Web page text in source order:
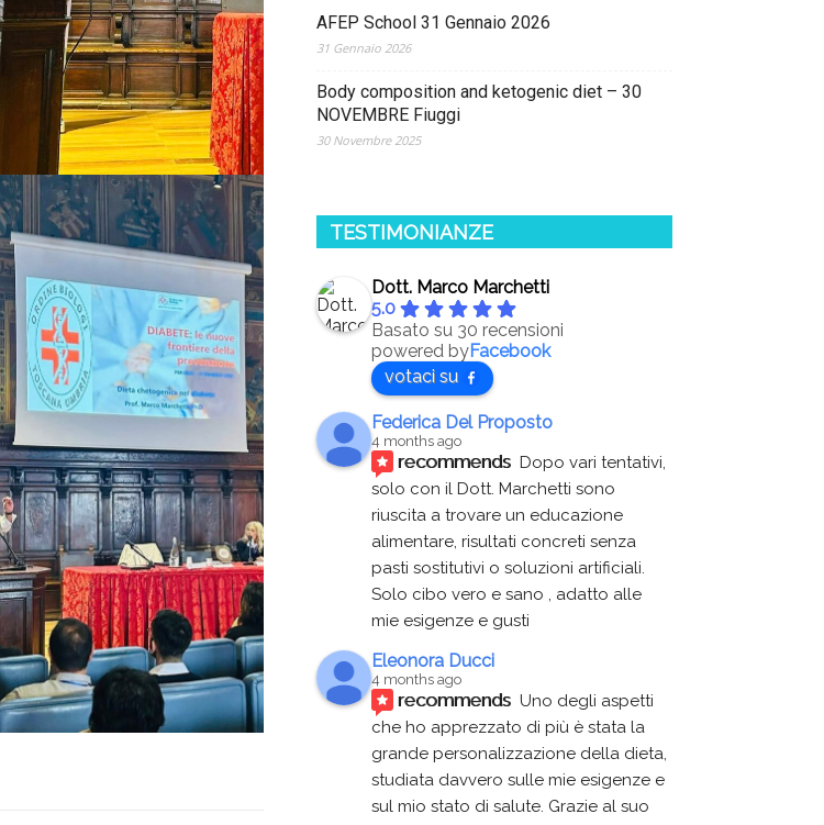
AFEP School 31 Gennaio 2026
31 Gennaio 2026
Body composition and ketogenic diet – 30
NOVEMBRE Fiuggi
30 Novembre 2025
TESTIMONIANZE
Dott. Marco Marchetti
5.0
Basato su 30 recensioni
powered byFacebook
votaci su
Federica Del Proposto
4 months ago
recommends Dopo vari tentativi,
solo con il Dott. Marchetti sono
riuscita a trovare un educazione
alimentare, risultati concreti senza
pasti sostitutivi o soluzioni artificiali.
Solo cibo vero e sano , adatto alle
mie esigenze e gusti
Eleonora Ducci
4 months ago
recommends Uno degli aspetti
che ho apprezzato di più è stata la
grande personalizzazione della dieta,
studiata davvero sulle mie esigenze e
sul mio stato di salute. Grazie al suo